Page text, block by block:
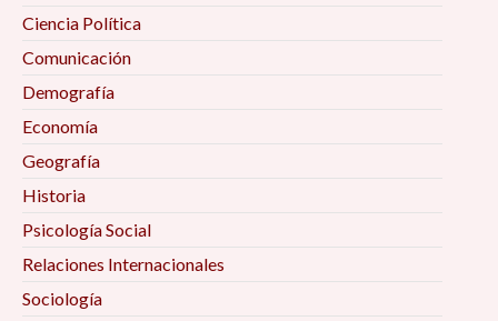
Ciencia Política
Comunicación
Demografía
Economía
Geografía
Historia
Psicología Social
Relaciones Internacionales
Sociología